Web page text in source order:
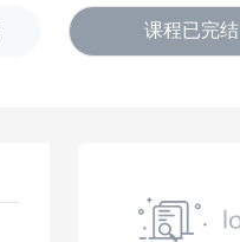
课程已完结